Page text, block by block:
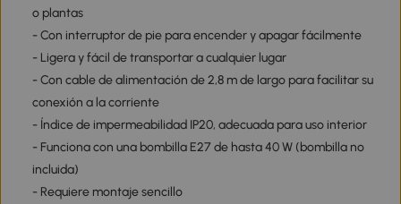
o plantas
- Con interruptor de pie para encender y apagar fácilmente
- Ligera y fácil de transportar a cualquier lugar
- Con cable de alimentación de 2,8 m de largo para facilitar su
conexión a la corriente
- Índice de impermeabilidad IP20, adecuada para uso interior
- Funciona con una bombilla E27 de hasta 40 W (bombilla no
incluida)
- Requiere montaje sencillo